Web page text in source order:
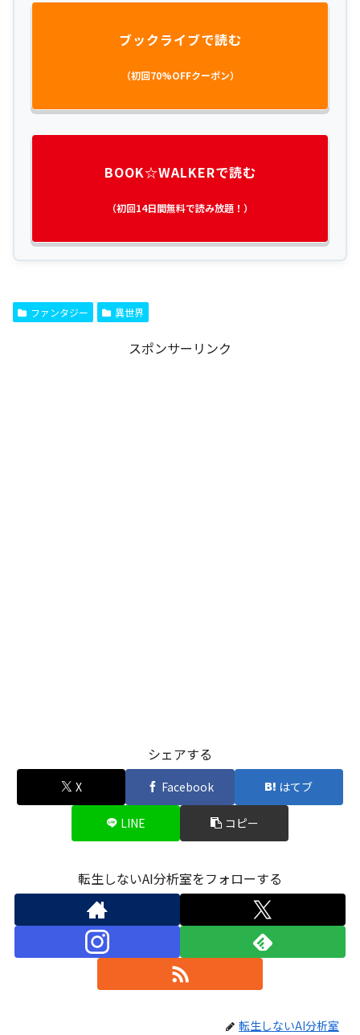
ブックライブで読む
（初回70%OFFクーポン）
BOOK☆WALKERで読む
（初回14日間無料で読み放題！）
ファンタジー 異世界
スポンサーリンク
シェアする
X Facebook はてブ
LINE コピー
転生しないAI分析室をフォローする
転生しないAI分析室